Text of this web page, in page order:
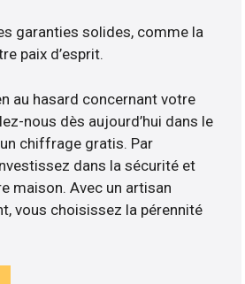
garanties solides, comme la
paix d’esprit.
au hasard concernant votre
nous dès aujourd’hui dans le
chiffrage gratis. Par
dans la sécurité et
maison. Avec un artisan
vous choisissez la pérennité